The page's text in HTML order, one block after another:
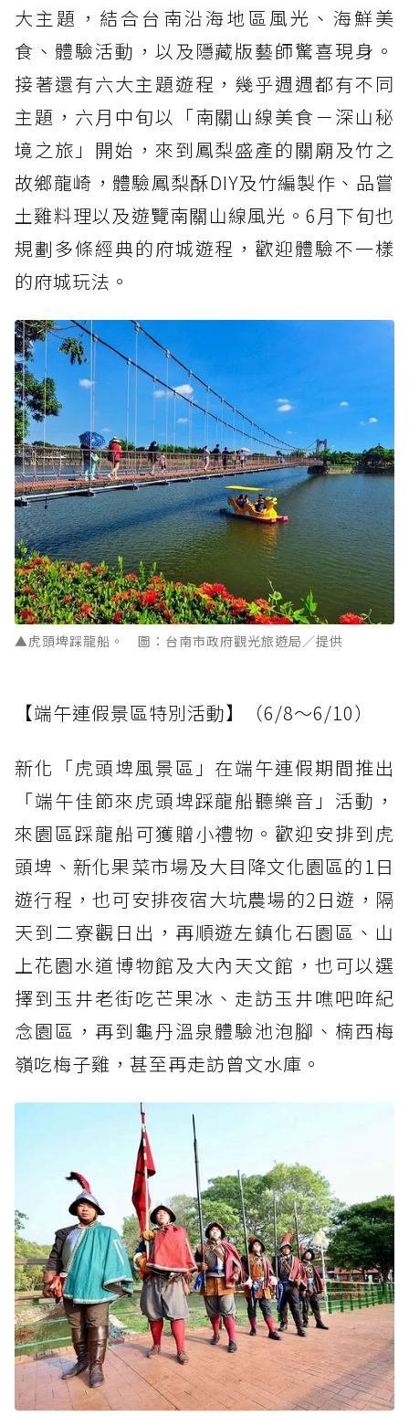
大主題，結合台南沿海地區風光、海鮮美
食、體驗活動，以及隱藏版藝師驚喜現身。
接著還有六大主題遊程，幾乎週週都有不同
主題，六月中旬以「南關山線美食－深山秘
境之旅」開始，來到鳳梨盛產的關廟及竹之
故鄉龍崎，體驗鳳梨酥DIY及竹編製作、品嘗
土雞料理以及遊覽南關山線風光。6月下旬也
規劃多條經典的府城遊程，歡迎體驗不一樣
的府城玩法。
▲虎頭埤踩龍船。 圖：台南市政府觀光旅遊局／提供
【端午連假景區特別活動】（6/8～6/10）
新化「虎頭埤風景區」在端午連假期間推出
「端午佳節來虎頭埤踩龍船聽樂音」活動，
來園區踩龍船可獲贈小禮物。歡迎安排到虎
頭埤、新化果菜市場及大目降文化園區的1日
遊行程，也可安排夜宿大坑農場的2日遊，隔
天到二寮觀日出，再順遊左鎮化石園區、山
上花園水道博物館及大內天文館，也可以選
擇到玉井老街吃芒果冰、走訪玉井噍吧哖紀
念園區，再到龜丹溫泉體驗池泡腳、楠西梅
嶺吃梅子雞，甚至再走訪曾文水庫。